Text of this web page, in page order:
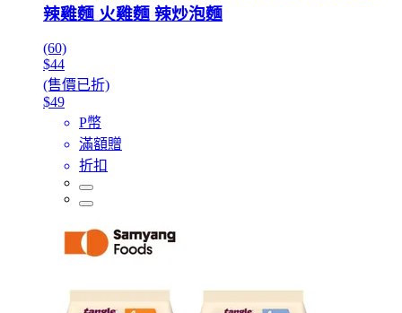
辣雞麵 火雞麵 辣炒泡麵
(60)
$44
(售價已折)
$49
P幣
滿額贈
折扣